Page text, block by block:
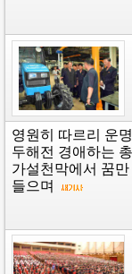
영원히 따르리 운
두해전 경애하는
가설천막에서 꿈만
들으며